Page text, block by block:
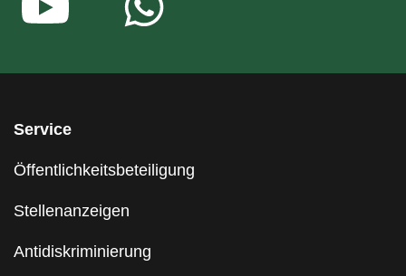
Service
Öffentlichkeitsbeteiligung
Stellenanzeigen
Antidiskriminierung